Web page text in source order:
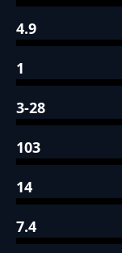
4.9
1
3-28
103
14
7.4